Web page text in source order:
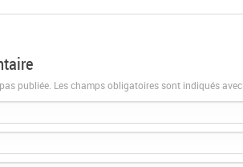
publiée. Les champs obligatoires sont indiqués avec